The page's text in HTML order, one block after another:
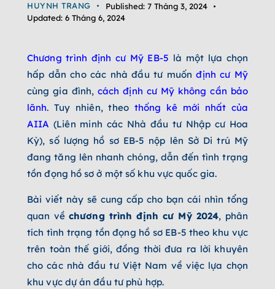
HUYNH TRANG Published: 7 Tháng 3, 2024
Updated: 6 Tháng 6, 2024
Chương trình định cư Mỹ EB-5 là một lựa chọn
hấp dẫn cho các nhà đầu tư muốn định cư Mỹ
cùng gia đình,cách định cư Mỹ không cần bảo
lãnh. Tuy nhiên, theo thống kê mới nhất của
AIIA (Liên minh các Nhà đầu tư Nhập cư Hoa
Kỳ), số lượng hồ sơ EB-5 nộp lên Sở Di trú Mỹ
đang tăng lên nhanh chóng, dẫn đến tình trạng
tồn đọng hồ sơ ở một số khu vực quốc gia.
Bài viết này sẽ cung cấp cho bạn cái nhìn tổng
quan về chương trình định cư Mỹ 2024, phân
tích tình trạng tồn đọng hồ sơ EB-5 theo khu vực
trên toàn thế giới, đồng thời đưa ra lời khuyên
cho các nhà đầu tư Việt Nam về việc lựa chọn
khu vực dự án đầu tư phù hợp.